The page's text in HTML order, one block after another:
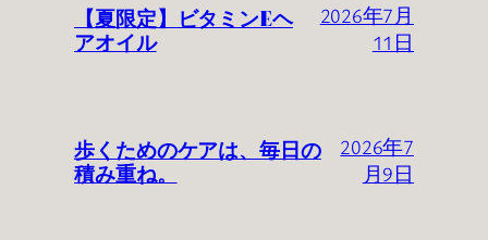
【夏限定】ビタミンEヘ
アオイル
2026年7月
11日
歩くためのケアは、毎日の
積み重ね。
2026年7
月9日